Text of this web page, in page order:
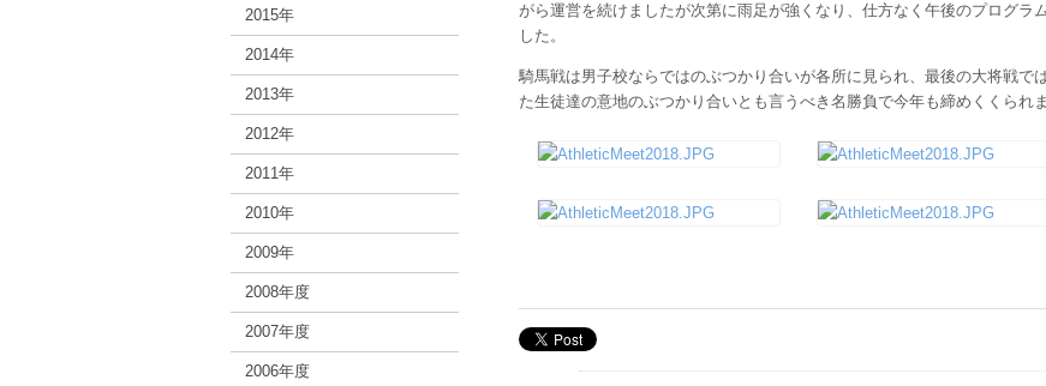
がら運営を続けましたが次第に雨足が強くなり、仕方なく午後のプログラ
した。
騎馬戦は男子校ならではのぶつかり合いが各所に見られ、最後の大将戦で
た生徒達の意地のぶつかり合いとも言うべき名勝負で今年も締めくくられ
2015年
2014年
2013年
2012年
2011年
2010年
2009年
2008年度
2007年度
2006年度